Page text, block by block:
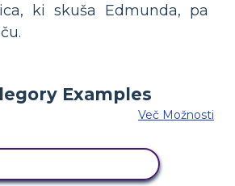
ki skuša Edmunda, pa
Več Možnosti